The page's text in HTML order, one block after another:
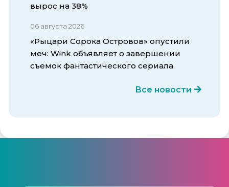
вырос на 38%
06 августа 2026
«Рыцари Сорока Островов» опустили
меч: Wink объявляет о завершении
съемок фантастического сериала
Все новости